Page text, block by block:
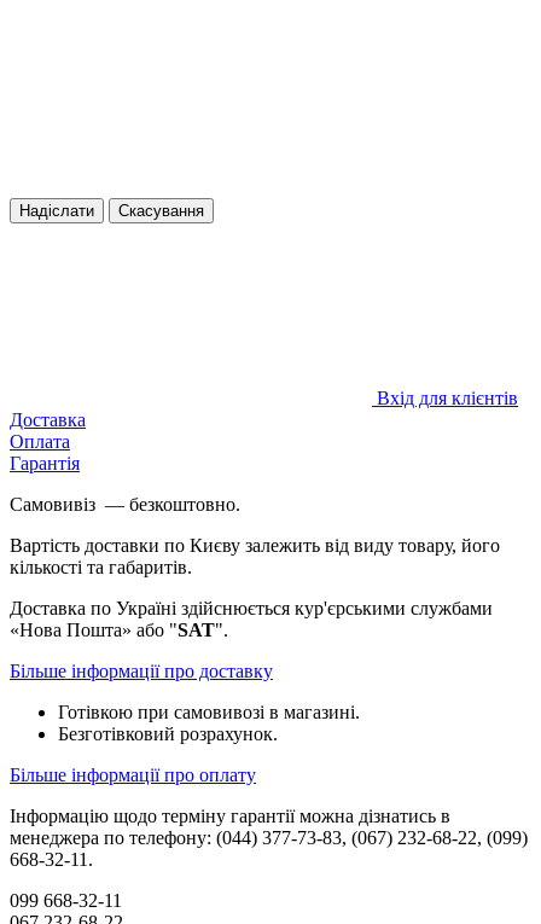
Надіслати Скасування
Вхід для клієнтів
Доставка
Оплата
Гарантія
Самовивіз — безкоштовно.
Вартість доставки по Києву залежить від виду товару, його
кількості та габаритів.
Доставка по Україні здійснюється кур'єрськими службами
«Нова Пошта» або "SAT".
Більше інформації про доставку
Готівкою при самовивозі в магазині.
Безготівковий розрахунок.
Більше інформації про оплату
Інформацію щодо терміну гарантії можна дізнатись в
менеджера по телефону: (044) 377-73-83, (067) 232-68-22, (099)
668-32-11.
099 668-32-11